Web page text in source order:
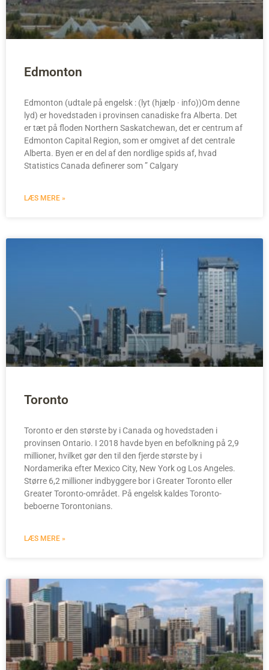
Edmonton
Edmonton (udtale på engelsk : (lyt (hjælp · info))Om denne
lyd) er hovedstaden i provinsen canadiske fra Alberta. Det
er tæt på floden Northern Saskatchewan, det er centrum af
Edmonton Capital Region, som er omgivet af det centrale
Alberta. Byen er en del af den nordlige spids af, hvad
Statistics Canada definerer som ” Calgary
LÆS MERE »
Toronto
Toronto er den største by i Canada og hovedstaden i
provinsen Ontario. I 2018 havde byen en befolkning på 2,9
millioner, hvilket gør den til den fjerde største by i
Nordamerika efter Mexico City, New York og Los Angeles.
Større 6,2 millioner indbyggere bor i Greater Toronto eller
Greater Toronto-området. På engelsk kaldes Toronto-
beboerne Torontonians.
LÆS MERE »